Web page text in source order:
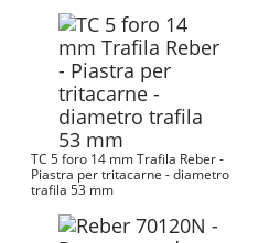
TC 5 foro 14 mm Trafila Reber -
Piastra per tritacarne - diametro
trafila 53 mm